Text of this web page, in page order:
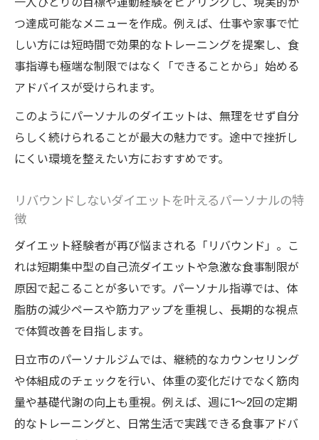
つ達成可能なメニューを作成。例えば、仕事や家事で忙
しい方には短時間で効果的なトレーニングを提案し、食
事指導も極端な制限ではなく「できることから」始める
アドバイスが受けられます。
このようにパーソナルのダイエットは、無理をせず自分
らしく続けられることが最大の魅力です。途中で挫折し
にくい環境を整えたい方におすすめです。
リバウンドしないダイエットを叶えるパーソナルの特
徴
ダイエット経験者が再び悩まされる「リバウンド」。こ
れは短期集中型の自己流ダイエットや急激な食事制限が
原因で起こることが多いです。パーソナル指導では、体
脂肪の減少ペースや筋力アップを重視し、長期的な視点
で体質改善を目指します。
日立市のパーソナルジムでは、継続的なカウンセリング
や体組成のチェックを行い、体重の変化だけでなく筋肉
量や基礎代謝の向上も重視。例えば、週に1～2回の定期
的なトレーニングと、日常生活で実践できる食事アドバ